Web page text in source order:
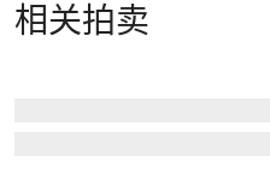
相关拍卖